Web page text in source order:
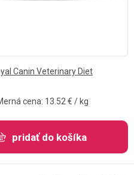
Canin Veterinary Diet
cena: 13.52 € / kg
pridať do košíka